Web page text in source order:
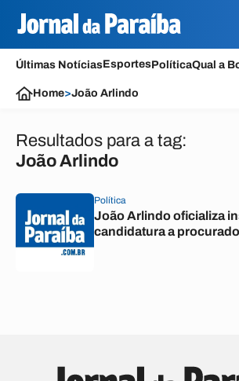
Últimas NotíciasEsportesPolíticaQual a
Home>João Arlindo
Resultados para a tag:
João Arlindo
Política
João Arlindo oficializa
candidatura a